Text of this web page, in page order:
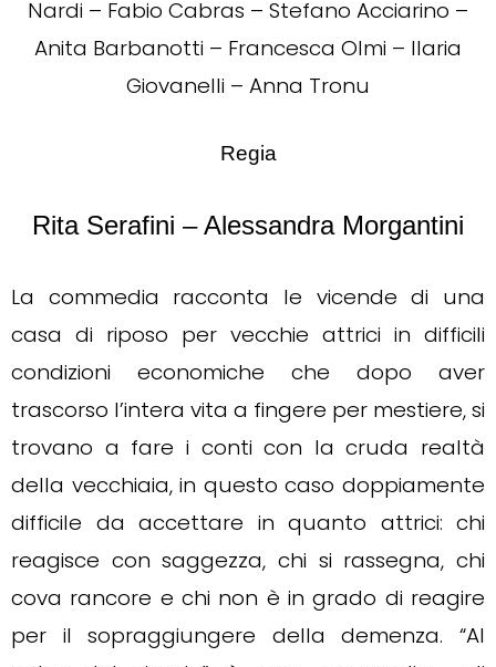
Nardi – Fabio Cabras – Stefano Acciarino –
Anita Barbanotti – Francesca Olmi – Ilaria
Giovanelli – Anna Tronu
Regia
Rita Serafini – Alessandra Morgantini
La commedia racconta le vicende di una
casa di riposo per vecchie attrici in difficili
condizioni economiche che dopo aver
trascorso l’intera vita a fingere per mestiere, si
trovano a fare i conti con la cruda realtà
della vecchiaia, in questo caso doppiamente
difficile da accettare in quanto attrici: chi
reagisce con saggezza, chi si rassegna, chi
cova rancore e chi non è in grado di reagire
per il sopraggiungere della demenza. “Al